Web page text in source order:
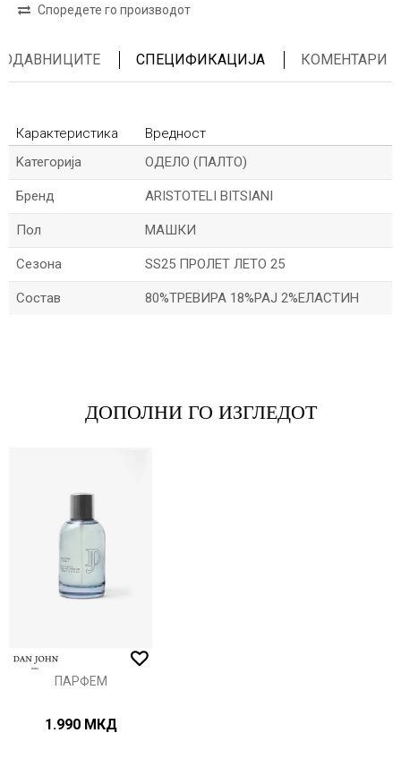
Споредете го производот
СПЕЦИФИКАЦИЈА КОМЕНТАРИ
Карактеристика
Вредност
Kатегорија
ОДЕЛО (ПАЛТО)
Бренд ARISTOTELI BITSIANI
Пол МАШКИ
Сезона SS25 ПРОЛЕТ ЛЕТО 25
Состав 80%ТРЕВИРА 18%РАЈ 2%ЕЛАСТИН
ДОПОЛНИ ГО ИЗГЛЕДОТ
ПАРФЕМ
1.990 МКД